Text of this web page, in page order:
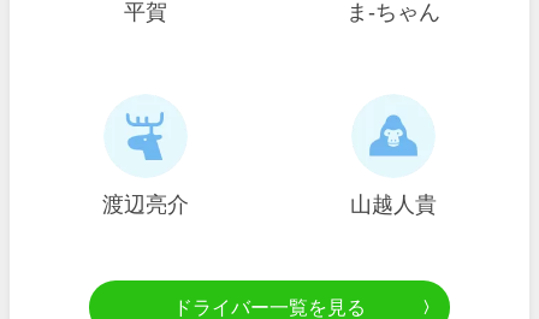
平賀 ま-ちゃん
渡辺亮介 山越人貴
ドライバー一覧を見る